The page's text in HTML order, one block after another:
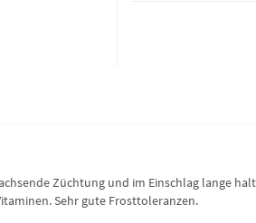
Züchtung und im Einschlag lange
Sehr gute Frosttoleranzen.